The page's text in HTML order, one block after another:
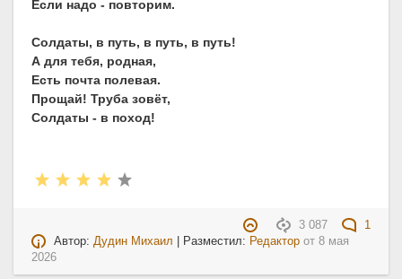
Если надо - повторим.
Солдаты, в путь, в путь, в путь!
А для тебя, родная,
Есть почта полевая.
Прощай! Труба зовёт,
Солдаты - в поход!
3 087
1
Автор:Дудин Михаил | Разместил: Редактор от8 мая
2026